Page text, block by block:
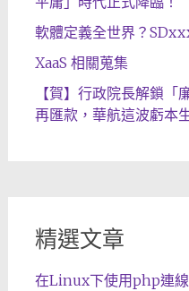
軟體定義全世界？
XaaS 相關蒐集
【賀】行政院長解鎖
再匯款，華航這波虧本
精選文章
在Linux下使用php連